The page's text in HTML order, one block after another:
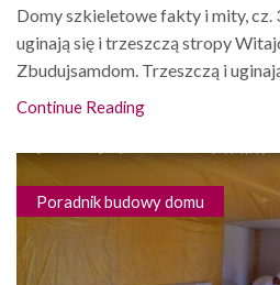
Domy szkieletowe fakty i mity, cz.
uginają się i trzeszczą stropy
Zbudujsamdom. Trzeszczą i
Continue Reading
Poradnik budowy domu